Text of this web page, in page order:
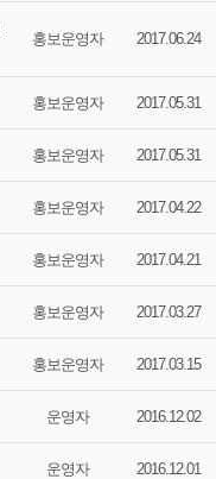
홍보운영자 2017.06.24
홍보운영자 2017.05.31
홍보운영자 2017.05.31
홍보운영자 2017.04.22
홍보운영자 2017.04.21
홍보운영자 2017.03.27
홍보운영자 2017.03.15
운영자 2016.12.02
운영자 2016.12.01